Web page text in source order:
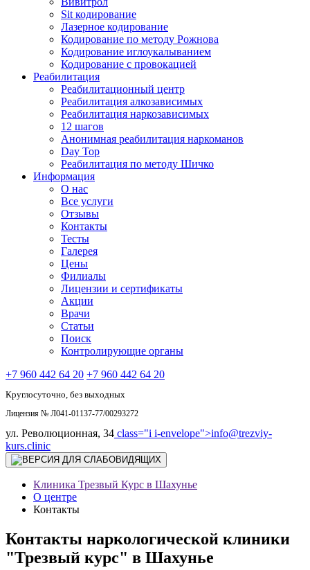
Sit кодирование
Лазерное кодирование
Кодирование по методу Рожнова
Кодирование иглоукалыванием
Кодирование с провокацией
Реабилитация
Реабилитационный центр
Реабилитация алкозависимых
Реабилитация наркозависимых
12 шагов
Анонимная реабилитация наркоманов
Day Top
Реабилитация по методу Шичко
Информация
О нас
Все услуги
Отзывы
Контакты
Тесты
Галерея
Цены
Филиалы
Лицензии и сертификаты
Акции
Врачи
Статьи
Поиск
Контролирующие органы
+7 960 442 64 20 +7 960 442 64 20
Круглосуточно, без выходных
Лицензия № Л041-01137-77/00293272
ул. Революционная, 34 class="i i-envelope">info@trezviy-
kurs.clinic
Клиника Трезвый Курс в Шахунье
О центре
Контакты
Контакты наркологической клиники
"Трезвый курс" в Шахунье